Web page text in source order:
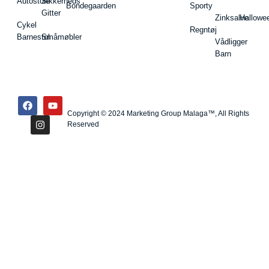
Cykel
Barnestol
Gitter
Småmøbler
Bondegaarden Sporty
Regntøj
Zinksalve
Vådligger
Barn
Copyright © 2024 Marketing Group Malaga™, All Rights
Reserved